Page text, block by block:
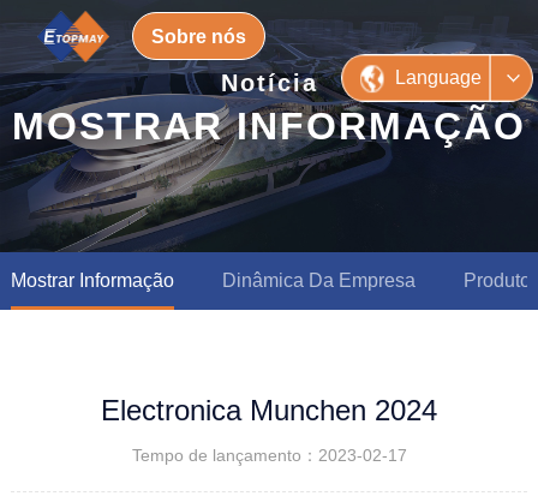
Sobre nós
Language
Notícia
MOSTRAR INFORMAÇÃO
Mostrar Informação Dinâmica Da Empresa
Electronica Munchen 2024
Tempo de lançamento：2023-02-17